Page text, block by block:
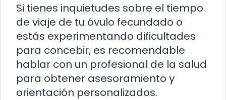
Si tienes inquietudes sobre el tiempo
de viaje de tu óvulo fecundado o
estás experimentando dificultades
para concebir, es recomendable
hablar con un profesional de la salud
para obtener asesoramiento y
orientación personalizados.